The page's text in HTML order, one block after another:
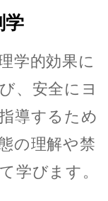
学
学的効果に
、安全にヨ
導するため
の理解や禁
学びます。